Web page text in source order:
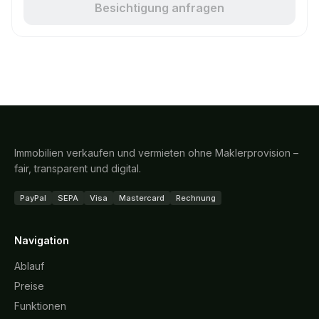
Besichtigung anfragen
Immobilien verkaufen und vermieten ohne Maklerprovision –
fair, transparent und digital.
PayPal SEPA Visa Mastercard Rechnung
Navigation
Ablauf
Preise
Funktionen